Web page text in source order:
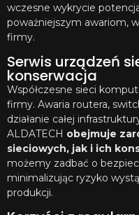
wczesne wykrycie
poważniejszym awariom,
firmy.
Serwis urządzeń
konserwacja
Współczesne sieci
firmy. Awaria routera,
działanie całej
ALDATECH obejmuje
sieciowych, jak i ich
możemy zadbać o
minimalizując ryzyko
produkcji.